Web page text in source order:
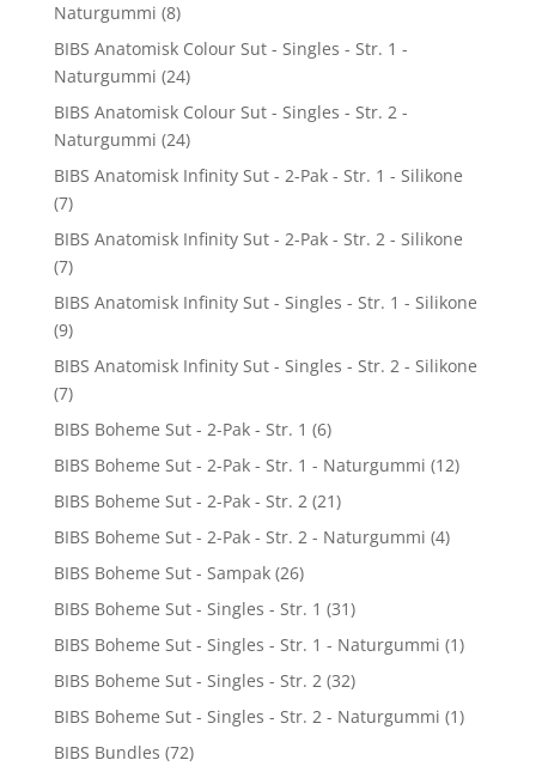
Naturgummi (8)
BIBS Anatomisk Colour Sut - Singles - Str. 1 -
Naturgummi (24)
BIBS Anatomisk Colour Sut - Singles - Str. 2 -
Naturgummi (24)
BIBS Anatomisk Infinity Sut - 2-Pak - Str. 1 - Silikone
(7)
BIBS Anatomisk Infinity Sut - 2-Pak - Str. 2 - Silikone
(7)
BIBS Anatomisk Infinity Sut - Singles - Str. 1 - Silikone
(9)
BIBS Anatomisk Infinity Sut - Singles - Str. 2 - Silikone
(7)
BIBS Boheme Sut - 2-Pak - Str. 1 (6)
BIBS Boheme Sut - 2-Pak - Str. 1 - Naturgummi (12)
BIBS Boheme Sut - 2-Pak - Str. 2 (21)
BIBS Boheme Sut - 2-Pak - Str. 2 - Naturgummi (4)
BIBS Boheme Sut - Sampak (26)
BIBS Boheme Sut - Singles - Str. 1 (31)
BIBS Boheme Sut - Singles - Str. 1 - Naturgummi (1)
BIBS Boheme Sut - Singles - Str. 2 (32)
BIBS Boheme Sut - Singles - Str. 2 - Naturgummi (1)
BIBS Bundles (72)